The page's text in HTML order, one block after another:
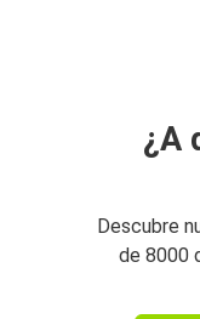
¿A
Descubre
de 8000